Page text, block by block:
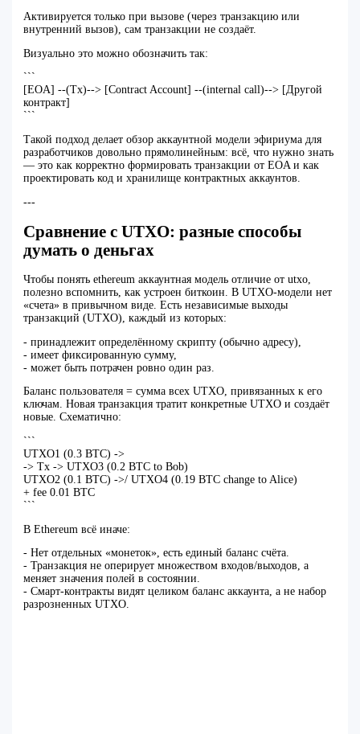
Активируется только при вызове (через транзакцию или
внутренний вызов), сам транзакции не создаёт.
Визуально это можно обозначить так:
```
[EOA] --(Tx)--> [Contract Account] --(internal call)--> [Другой
контракт]
```
Такой подход делает обзор аккаунтной модели эфириума для
разработчиков довольно прямолинейным: всё, что нужно знать
— это как корректно формировать транзакции от EOA и как
проектировать код и хранилище контрактных аккаунтов.
---
Сравнение с UTXO: разные способы
думать о деньгах
Чтобы понять ethereum аккаунтная модель отличие от utxo,
полезно вспомнить, как устроен биткоин. В UTXO‑модели нет
«счета» в привычном виде. Есть независимые выходы
транзакций (UTXO), каждый из которых:
- принадлежит определённому скрипту (обычно адресу),
- имеет фиксированную сумму,
- может быть потрачен ровно один раз.
Баланс пользователя = сумма всех UTXO, привязанных к его
ключам. Новая транзакция тратит конкретные UTXO и создаёт
новые. Схематично:
```
UTXO1 (0.3 BTC) ->
-> Tx -> UTXO3 (0.2 BTC to Bob)
UTXO2 (0.1 BTC) ->/ UTXO4 (0.19 BTC change to Alice)
+ fee 0.01 BTC
```
В Ethereum всё иначе:
- Нет отдельных «монеток», есть единый баланс счёта.
- Транзакция не оперирует множеством входов/выходов, а
меняет значения полей в состоянии.
- Смарт‑контракты видят целиком баланс аккаунта, а не набор
разрозненных UTXO.